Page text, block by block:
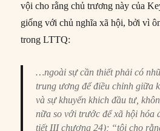
vội cho rằng chủ trương này của
giống với chủ nghĩa xã hội, bởi vì
trong LTTQ:
…ngoài sự cần thiết phải có
trung ương để điều chỉnh giữa
và sự khuyến khich đầu tư,
nữa so với trước để xã hội hóa
tiết III chương 24); “tôi cho